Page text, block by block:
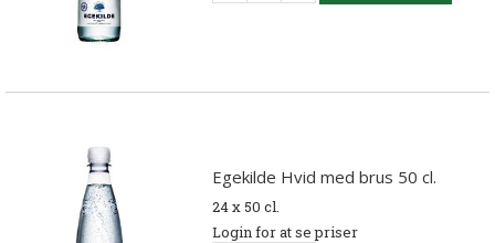
Egekilde Hvid med brus 50 cl.
24 x 50 cl.
Login for at se priser